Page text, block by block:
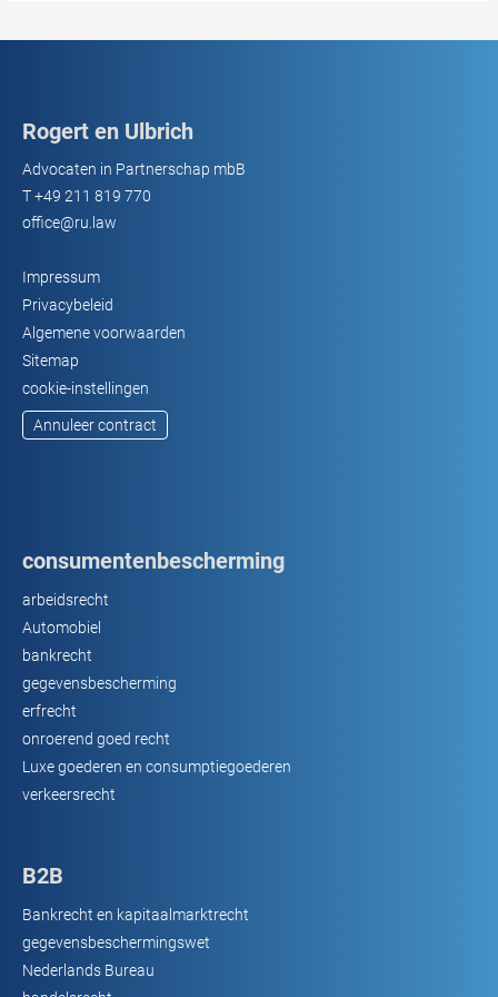
Rogert en Ulbrich
Advocaten in Partnerschap mbB
T+49 211 819 770
office@ru.law
Impressum
Privacybeleid
Algemene voorwaarden
Sitemap
cookie-instellingen
Annuleer contract
consumentenbescherming
arbeidsrecht
Automobiel
bankrecht
gegevensbescherming
erfrecht
onroerend goed recht
Luxe goederen en consumptiegoederen
verkeersrecht
B2B
Bankrecht en kapitaalmarktrecht
gegevensbeschermingswet
Nederlands Bureau